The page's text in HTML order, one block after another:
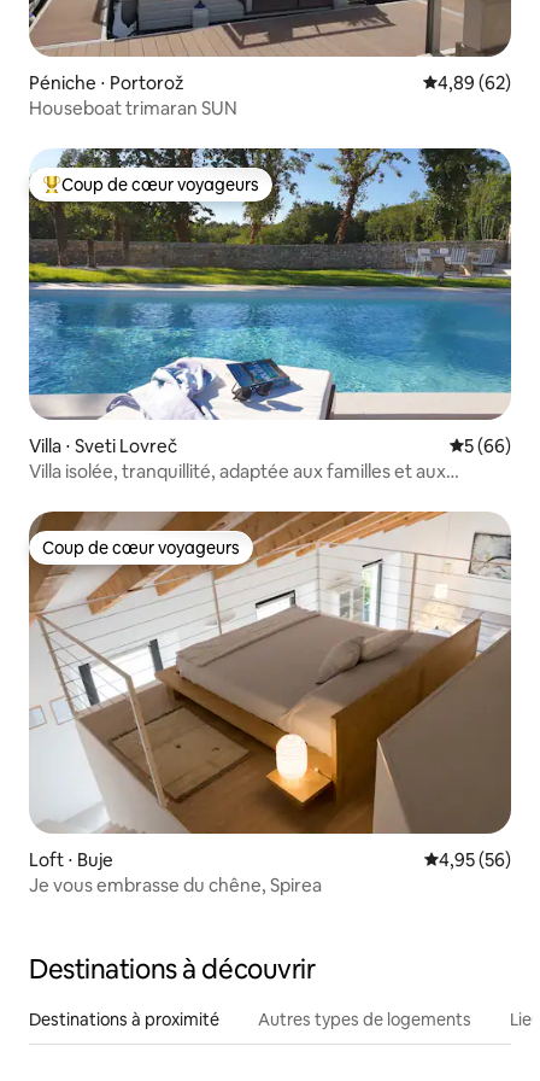
Péniche ⋅ Portorož Évaluation
4,89 (62)
Houseboat trimaran SUN
Coups de cœur voyageurs les plus appréciés
Coup de cœur voyageurs
Villa ⋅ Sveti Lovreč
5 (66)
Villa isolée, tranquillité, adaptée aux familles et aux
Coup de cœur voyageurs
Coup de cœur voyageurs
Loft ⋅ Buje Évaluation
4,95 (56)
Je vous embrasse du chêne, Spirea
Destinations à découvrir
Destinations à proximité Autres types de logements